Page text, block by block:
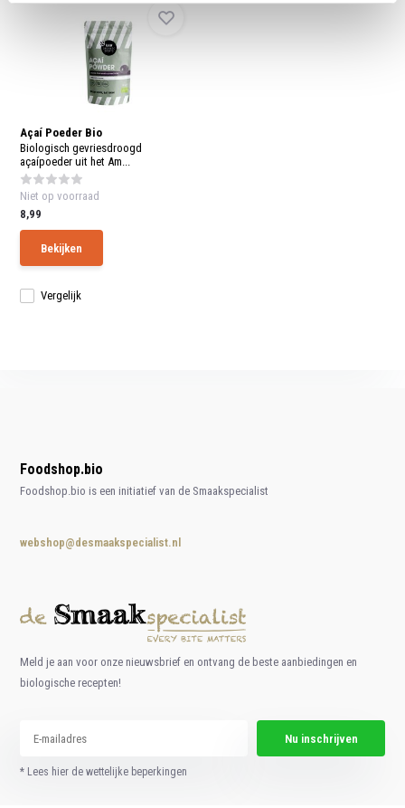
Açaí Poeder Bio
Biologisch gevriesdroogd
açaípoeder uit het Am...
Vergelijk
Niet op voorraad
8,99
Bekijken
Foodshop.bio
Foodshop.bio is een initiatief van de Smaakspecialist
webshop@desmaakspecialist.nl
Meld je aan voor onze nieuwsbrief en ontvang de beste aanbiedingen en
biologische recepten!
Nu inschrijven
* Lees hier de wettelijke beperkingen